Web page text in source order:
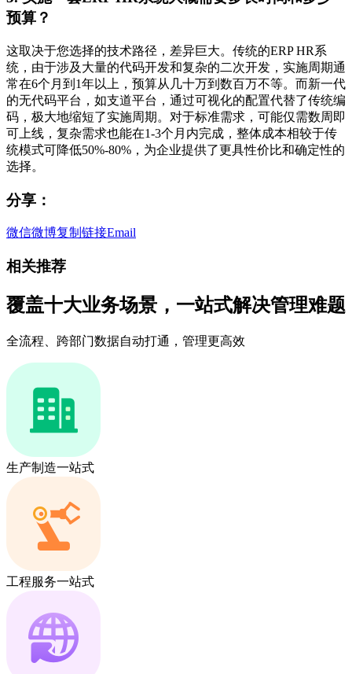
预算？
这取决于您选择的技术路径，差异巨大。传统的ERP HR系
统，由于涉及大量的代码开发和复杂的二次开发，实施周期通
常在6个月到1年以上，预算从几十万到数百万不等。而新一代
的无代码平台，如支道平台，通过可视化的配置代替了传统编
码，极大地缩短了实施周期。对于标准需求，可能仅需数周即
可上线，复杂需求也能在1-3个月内完成，整体成本相较于传
统模式可降低50%-80%，为企业提供了更具性价比和确定性的
选择。
分享：
微信微博复制链接Email
相关推荐
覆盖十大业务场景，一站式解决管理难题
全流程、跨部门数据自动打通，管理更高效
生产制造一站式
工程服务一站式